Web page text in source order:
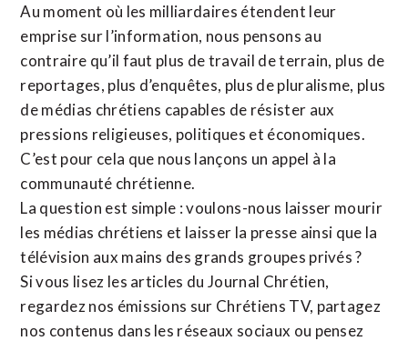
Au moment où les milliardaires étendent leur
emprise sur l’information, nous pensons au
contraire qu’il faut plus de travail de terrain, plus de
reportages, plus d’enquêtes, plus de pluralisme, plus
de médias chrétiens capables de résister aux
pressions religieuses, politiques et économiques.
C’est pour cela que nous lançons un appel à la
communauté chrétienne.
La question est simple : voulons-nous laisser mourir
les médias chrétiens et laisser la presse ainsi que la
télévision aux mains des grands groupes privés ?
Si vous lisez les articles du Journal Chrétien,
regardez nos émissions sur Chrétiens TV, partagez
nos contenus dans les réseaux sociaux ou pensez